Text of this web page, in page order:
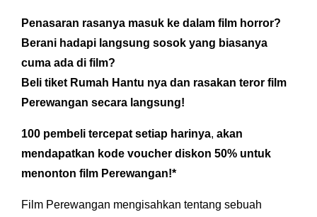
Penasaran rasanya masuk ke dalam film horror?
Berani hadapi langsung sosok yang biasanya
cuma ada di film?
Beli tiket Rumah Hantu nya dan rasakan teror film
Perewangan secara langsung!
100 pembeli tercepat setiap harinya, akan
mendapatkan kode voucher diskon 50% untuk
menonton film Perewangan!*
Film Perewangan mengisahkan tentang sebuah